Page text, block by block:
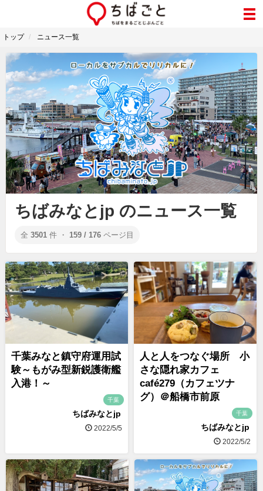
トップ ニュース一覧
ちばみなとjp のニュース一覧
全 3501 件 ・ 159 / 176 ページ目
千葉みなと鎮守府運用試
験～もがみ型新鋭護衛艦
入港！～
千葉
ちばみなとjp
2022/5/5
人と人をつなぐ場所 小
さな隠れ家カフェ
café279（カフェツナ
グ）＠船橋市前原
千葉
ちばみなとjp
2022/5/2